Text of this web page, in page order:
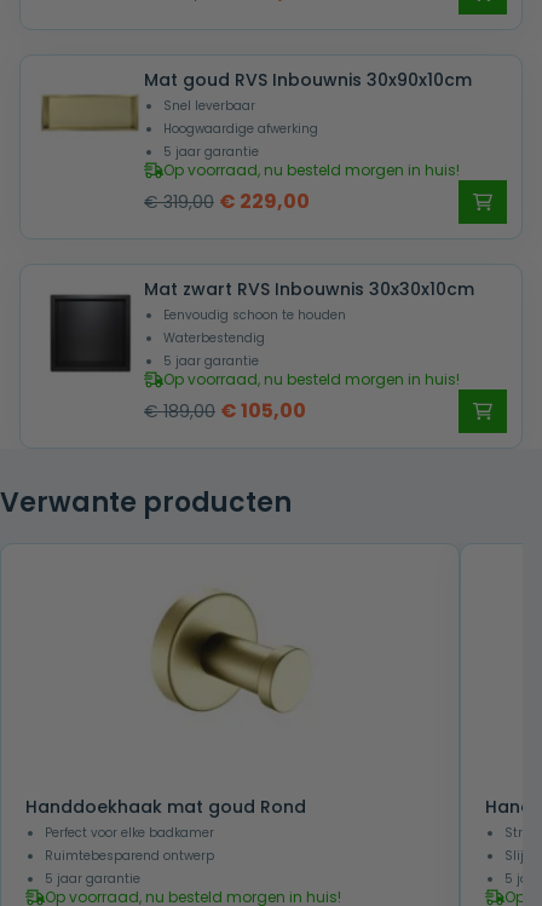
was:
€ 209,00.
is:
€ 129,00.
Mat goud RVS Inbouwnis 30x90x10cm
Snel leverbaar
Hoogwaardige afwerking
5 jaar garantie
Op voorraad, nu besteld morgen in huis!
€319,00 Oorspronkelijke
was:
€ 319,00.
€ 229,00
is:
€ 229,00.
Mat zwart RVS Inbouwnis 30x30x10cm
Eenvoudig schoon te houden
Waterbestendig
5 jaar garantie
Op voorraad, nu besteld morgen in huis!
€189,00 Oorspronkelijke
€ 189,00.
€105,00
Verwante producten
Handdoekhaak mat goud Rond
Perfect voor elke badkamer
Ruimtebesparend ontwerp
5 jaar garantie
Op voorraad, nu besteld morgen in huis!
5
Op